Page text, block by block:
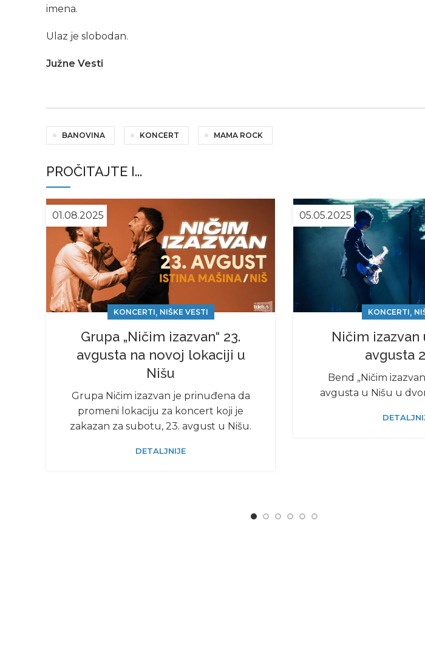
imena.
Ulaz je slobodan.
Južne Vesti
BANOVINA KONCERT MAMA ROCK
PROČITAJTE I...
01.08.2025
KONCERTI, NIŠKE VESTI
Grupa „Ničim izazvan“ 23.
avgusta na novoj lokaciji u
Nišu
Grupa Ničim izazvan je prinuđena da
promeni lokaciju za koncert koji je
zakazan za subotu, 23. avgust u Nišu.
DETALJNIJE
05.05.2025
KONCERTI,
Ničim izazvan
avgusta
Bend „Ničim
avgusta u Nišu u